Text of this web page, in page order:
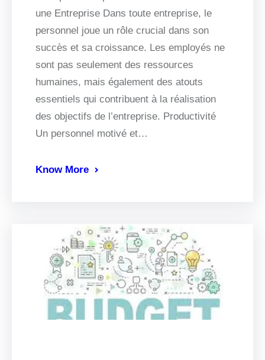
une Entreprise Dans toute entreprise, le
personnel joue un rôle crucial dans son
succès et sa croissance. Les employés ne
sont pas seulement des ressources
humaines, mais également des atouts
essentiels qui contribuent à la réalisation
des objectifs de l’entreprise. Productivité
Un personnel motivé et…
Know More